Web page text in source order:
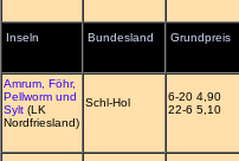
Inseln Bundesland Grundpreis
Amrum, Föhr,
Pellworm und
Sylt (LK
Nordfriesland)
Schl-Hol
6-20 4,90
22-6 5,10